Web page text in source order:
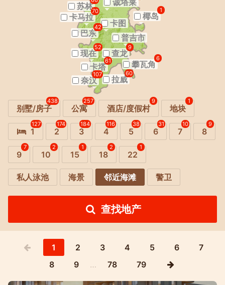
诚塔莱
苏林
卡马拉
70 椰岛
1
卡图
巴东
42
普吉市
查龙
9
现在
52
攀瓦角
6
卡塔
61
拉威
60
奈汉
107
别墅/房子
438
公寓
257
酒店/度假村
9
地块
1
1
127
2
174
3
184
4
116
5
38
6
31
7
10
8
9
9
7
10
2
15
1
18
2
22
1
私人泳池 海景 邻近海滩 警卫
查找地产
1 2 3 4 5 6
7
8
9 … 78 79